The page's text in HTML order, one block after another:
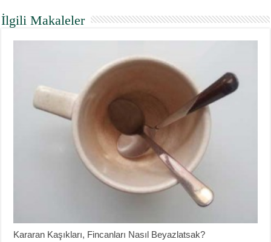
İlgili Makaleler
Kararan Kaşıkları, Fincanları Nasıl Beyazlatsak?